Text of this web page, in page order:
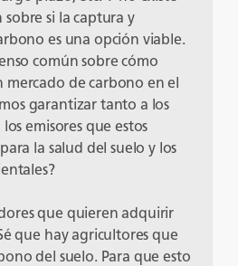
sobre si la captura y
es una opción viable.
común sobre cómo
de carbono en el
garantizar tanto a los
emisores que estos
la salud del suelo y los
que quieren adquirir
que hay agricultores que
del suelo. Para que esto